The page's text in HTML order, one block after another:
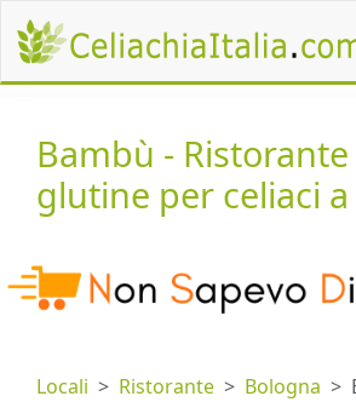
Bambù - Ristorante
glutine per celiaci
Locali Ristorante Bologna